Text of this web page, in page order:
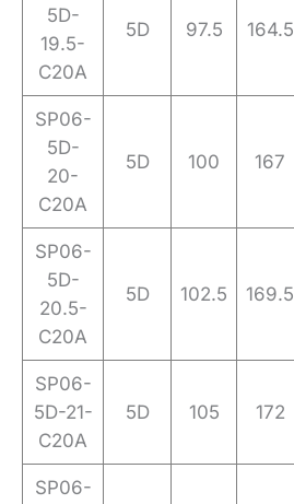
5D-
19.5-
C20A
5D 97.5 164.5
SP06-
5D-
20-
C20A
5D 100 167
SP06-
5D-
20.5-
C20A
5D 102.5 169.5
SP06-
5D-21-
C20A
5D 105 172
SP06-